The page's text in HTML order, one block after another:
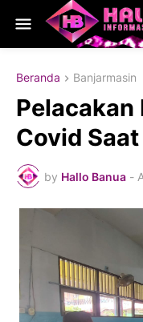
Beranda Banjarmasin
Pelacakan
Covid
by Hallo Banua -